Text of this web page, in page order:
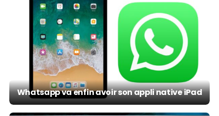
Whatsapp va enfin avoir son appli native iPad